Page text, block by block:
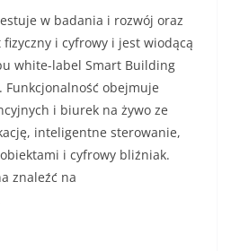
w badania i rozwój oraz
fizyczny i cyfrowy i jest wiodącą
white-label Smart Building
Funkcjonalność obejmuje
i biurek na żywo ze
inteligentne sterowanie,
i cyfrowy bliźniak.
znaleźć na